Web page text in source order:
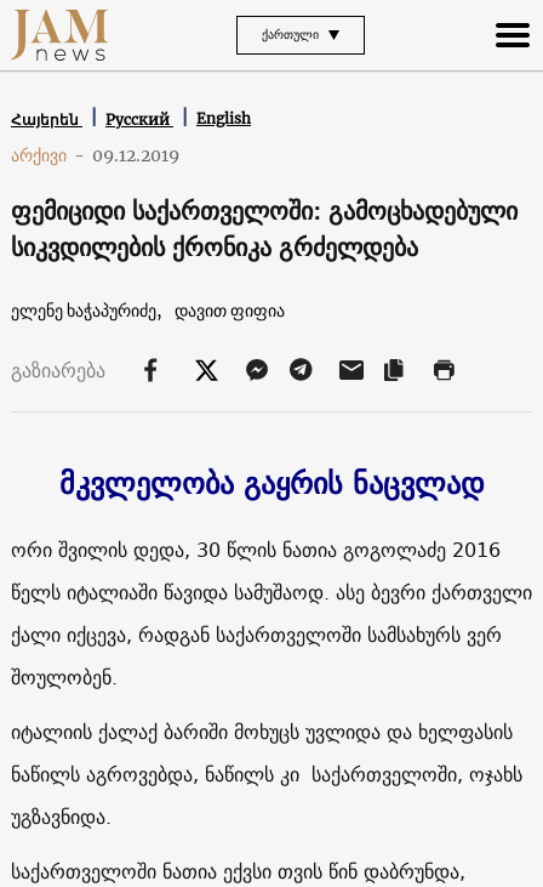
ᲥᲐᲠᲗᲣᲚᲘ
Հայերեն Русский English
არქივი - 09.12.2019
ფემიციდი საქართველოში: გამოცხადებული
სიკვდილების ქრონიკა გრძელდება
ელენე ხაჭაპურიძე, დავით ფიფია
გაზიარება
მკვლელობა გაყრის ნაცვლად
ორი შვილის დედა, 30 წლის ნათია გოგოლაძე 2016
წელს იტალიაში წავიდა სამუშაოდ. ასე ბევრი ქართველი
ქალი იქცევა, რადგან საქართველოში სამსახურს ვერ
შოულობენ.
იტალიის ქალაქ ბარიში მოხუცს უვლიდა და ხელფასის
ნაწილს აგროვებდა, ნაწილს კი საქართველოში, ოჯახს
უგზავნიდა.
საქართველოში ნათია ექვსი თვის წინ დაბრუნდა,